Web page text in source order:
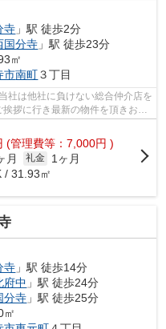
寺 」駅 徒歩2分
国分寺 」駅 徒歩23分
㎡
市南町３丁目
社は他社に負けない総合仲介店を
拶に行き最新の物件を頂きお客
(管理費等：7,000円 )
月 礼金
1ヶ月
/ 31.93㎡
寺 」駅 徒歩14分
府中 」駅 徒歩24分
分寺 」駅 徒歩25分
㎡